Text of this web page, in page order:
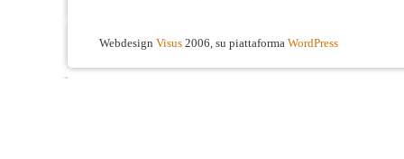
Webdesign Visus 2006, su piattaforma WordPress